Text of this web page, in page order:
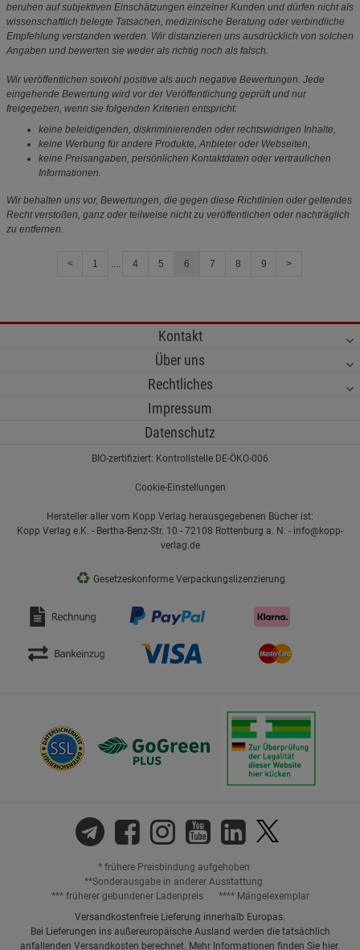
beruhen auf subjektiven Einschätzungen einzelner Kunden und dürfen nicht als
wissenschaftlich belegte Tatsachen, medizinische Beratung oder verbindliche
Empfehlung verstanden werden. Wir distanzieren uns ausdrücklich von solchen
Angaben und bewerten sie weder als richtig noch als falsch.
Wir veröffentlichen sowohl positive als auch negative Bewertungen. Jede
eingehende Bewertung wird vor der Veröffentlichung geprüft und nur
freigegeben, wenn sie folgenden Kriterien entspricht:
keine beleidigenden, diskriminierenden oder rechtswidrigen Inhalte,
keine Werbung für andere Produkte, Anbieter oder Webseiten,
keine Preisangaben, persönlichen Kontaktdaten oder vertraulichen
Informationen.
Wir behalten uns vor, Bewertungen, die gegen diese Richtlinien oder geltendes
Recht verstoßen, ganz oder teilweise nicht zu veröffentlichen oder nachträglich
zu entfernen.
< 1 .... 4 5 6 7 8 9 >
Kontakt
Über uns
Rechtliches
Impressum
Datenschutz
BIO-zertifiziert: Kontrollstelle DE-ÖKO-006
Cookie-Einstellungen
Hersteller aller vom Kopp Verlag herausgegebenen Bücher ist:
Kopp Verlag e.K. - Bertha-Benz-Str. 10 - 72108 Rottenburg a. N. - info@kopp-
verlag.de
♻ Gesetzeskonforme Verpackungslizenzierung
* frühere Preisbindung aufgehoben
**Sonderausgabe in anderer Ausstattung
*** früherer gebundener Ladenpreis
**** Mängelexemplar
Versandkostenfreie Lieferung innerhalb Europas.
Bei Lieferungen ins außereuropäische Ausland werden die tatsächlich
anfallenden Versandkosten berechnet. Mehr Informationen finden Sie hier.